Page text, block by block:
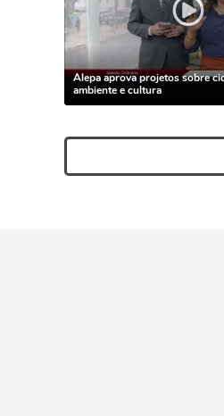
Alepa aprova projetos sobre
ambiente e cultura